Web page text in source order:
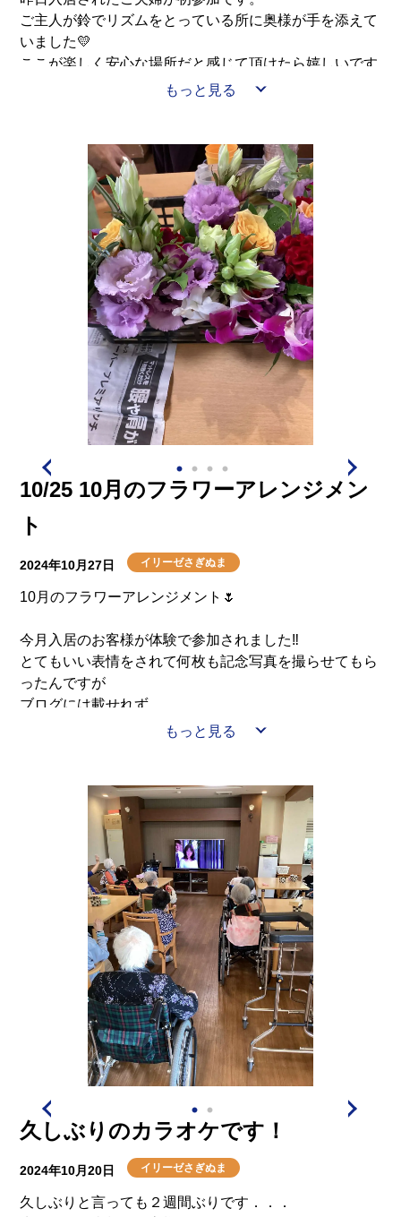
ご主人が鈴でリズムをとっている所に奥様が手を添えて
いました💛
ここが楽しく安心な場所だと感じて頂けたら嬉しいです
本日お誕生日‼
サプライズで皆様とハッピーバースデーの歌を歌い、
いい笑顔頂きました(*^^)v
もっと見る
10/25 10月のフラワーアレンジメン
ト
2024年10月27日 イリーゼさぎぬま
10月のフラワーアレンジメント🌷
今月入居のお客様が体験で参加されました‼
とてもいい表情をされて何枚も記念写真を撮らせてもら
ったんですが
ブログには載せれず…
ですが、娘様も見学され楽しまれている様子に喜ばれて
もっと見る
久しぶりのカラオケです！
2024年10月20日 イリーゼさぎぬま
久しぶりと言っても２週間ぶりです．．．